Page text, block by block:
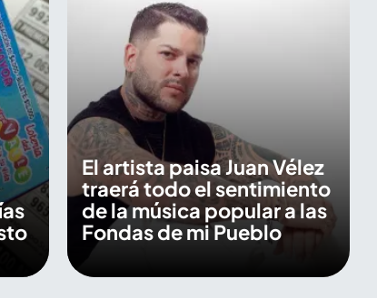
El artista paisa Juan Vélez
traerá todo el sentimiento
de la música popular a las
Fondas de mi Pueblo